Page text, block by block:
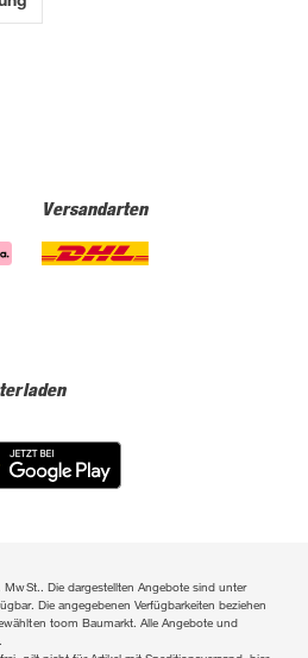
Versandarten
MwSt.. Die dargestellten Angebote sind unter
Die angegebenen Verfügbarkeiten beziehen
toom Baumarkt. Alle Angebote und